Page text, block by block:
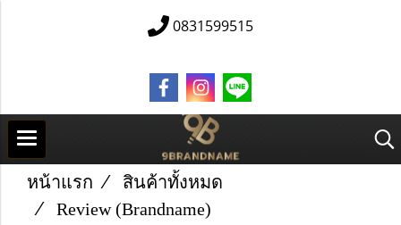
0831599515
หน้าแรก
สินค้าทั้งหมด
Review (Brandname)